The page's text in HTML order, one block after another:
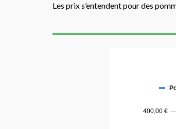
Les prix s’entendent pour des